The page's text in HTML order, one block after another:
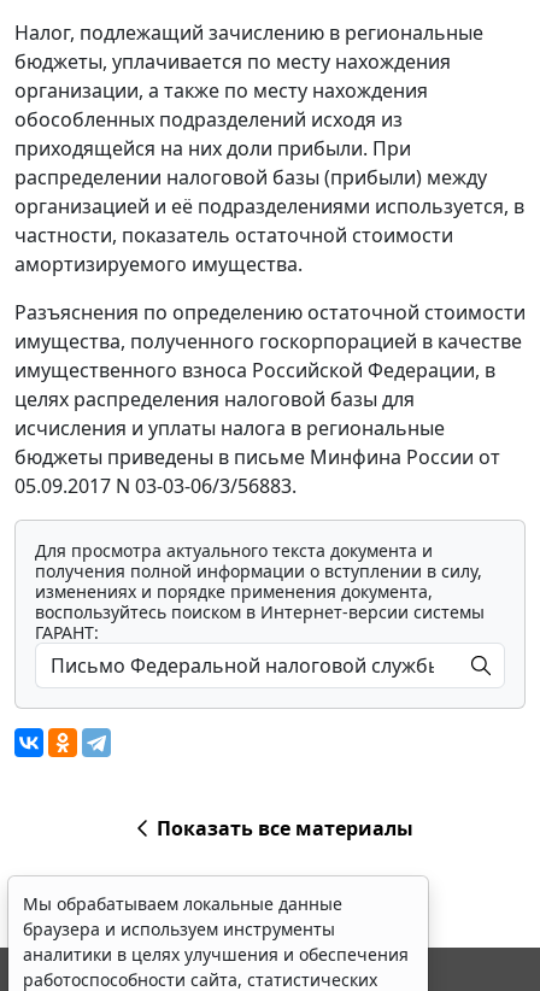
Налог, подлежащий зачислению в региональные
бюджеты, уплачивается по месту нахождения
организации, а также по месту нахождения
обособленных подразделений исходя из
приходящейся на них доли прибыли. При
распределении налоговой базы (прибыли) между
организацией и её подразделениями используется, в
частности, показатель остаточной стоимости
амортизируемого имущества.
Разъяснения по определению остаточной стоимости
имущества, полученного госкорпорацией в качестве
имущественного взноса Российской Федерации, в
целях распределения налоговой базы для
исчисления и уплаты налога в региональные
бюджеты приведены в письме Минфина России от
05.09.2017 N 03-03-06/3/56883.
Для просмотра актуального текста документа и
получения полной информации о вступлении в силу,
изменениях и порядке применения документа,
воспользуйтесь поиском в Интернет-версии системы
ГАРАНТ:
Показать все материалы
Мы обрабатываем локальные данные
браузера и используем инструменты
аналитики в целях улучшения и обеспечения
работоспособности сайта, статистических